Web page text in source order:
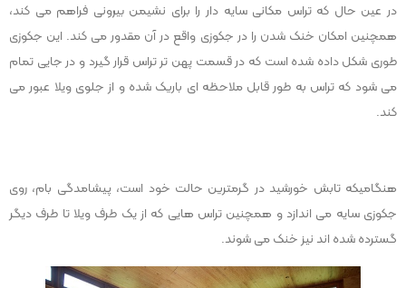
در عین حال که تراس مکانی سایه دار را برای نشیمن بیرونی فراهم می کند،
همچنین امکان خنک شدن را در جکوزی واقع در آن مقدور می کند. این جکوزی
طوری شکل داده شده است که در قسمت پهن تر تراس قرار گیرد و در جایی تمام
می شود که تراس به طور قابل ملاحظه ای باریک شده و از جلوی ویلا عبور می
کند.
هنگامیکه تابش خورشید در گرمترین حالت خود است، پیشامدگی بام، روی
جکوزی سایه می اندازد و همچنین تراس هایی که از یک طرف ویلا تا طرف دیگر
گسترده شده اند نیز خنک می شوند.